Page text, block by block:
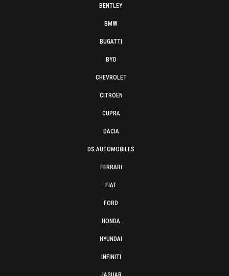
BENTLEY
BMW
BUGATTI
BYD
CHEVROLET
CITROËN
CUPRA
DACIA
DS AUTOMOBILES
FERRARI
FIAT
FORD
HONDA
HYUNDAI
INFINITI